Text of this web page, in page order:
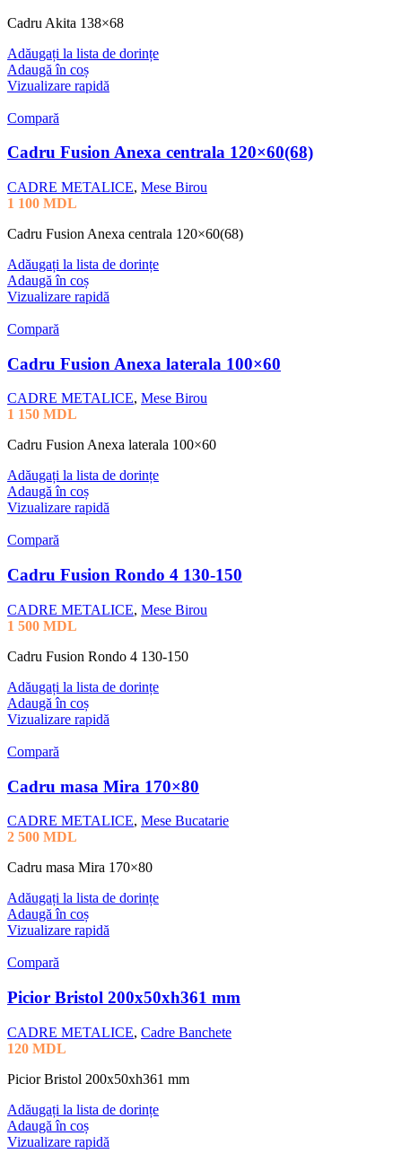
Cadru Akita 138×68
Adăugați la lista de dorințe
Adaugă în coș
Vizualizare rapidă
Compară
Cadru Fusion Anexa centrala 120×60(68)
CADRE METALICE, Mese Birou
1 100 MDL
Cadru Fusion Anexa centrala 120×60(68)
Adăugați la lista de dorințe
Adaugă în coș
Vizualizare rapidă
Compară
Cadru Fusion Anexa laterala 100×60
CADRE METALICE, Mese Birou
1 150 MDL
Cadru Fusion Anexa laterala 100×60
Adăugați la lista de dorințe
Adaugă în coș
Vizualizare rapidă
Compară
Cadru Fusion Rondo 4 130-150
CADRE METALICE, Mese Birou
1 500 MDL
Cadru Fusion Rondo 4 130-150
Adăugați la lista de dorințe
Adaugă în coș
Vizualizare rapidă
Compară
Cadru masa Mira 170×80
CADRE METALICE, Mese Bucatarie
2 500 MDL
Cadru masa Mira 170×80
Adăugați la lista de dorințe
Adaugă în coș
Vizualizare rapidă
Compară
Picior Bristol 200x50xh361 mm
CADRE METALICE, Cadre Banchete
120 MDL
Picior Bristol 200x50xh361 mm
Adăugați la lista de dorințe
Adaugă în coș
Vizualizare rapidă